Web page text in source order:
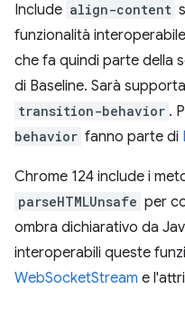
Include align-content
funzionalità
che fa quindi parte della
di Baseline. Sarà
transition-behavior .
behavior fanno parte di
Chrome 124 include i
parseHTMLUnsafe per
ombra dichiarativo da
interoperabili queste
WebSocketStream e